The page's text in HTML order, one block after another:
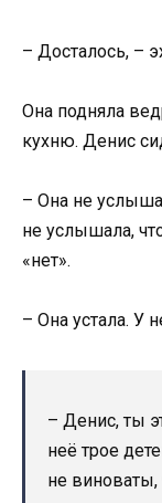
– Досталось, –
Она подняла
кухню. Денис
– Она не
не услышала,
«нет».
– Она устала. У
– Денис, ты
неё трое
не